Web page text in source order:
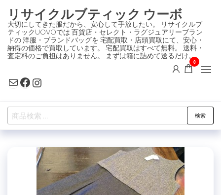
ン
テ
ン
ツ
プ
リサイクルブティック ウーボ
大切にしてきた服だから、安心して手放したい。 リサイクルブ
ティックUOVOでは 百貨店・セレクト・ラグジュアリーブラン
ドの 洋服・ブランドバッグを 宅配買取・店頭買取にて、安心・
納得の価格で買取しています。 宅配買取はすべて無料。 送料・
査定料のご負担はありません。 まずは箱に詰めて送るだけ。
MailFacebook
Instagram
0
検
索
検索